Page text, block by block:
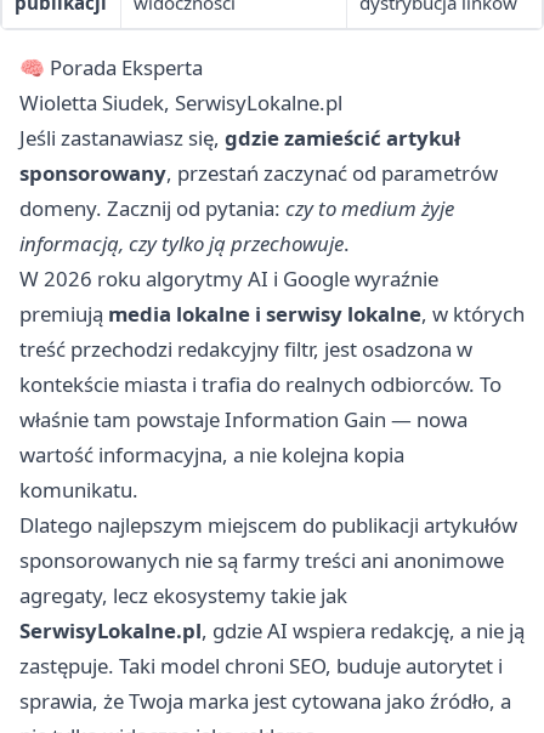
🧠 Porada Eksperta
Wioletta Siudek, SerwisyLokalne.pl
Jeśli zastanawiasz się, gdzie zamieścić artykuł
sponsorowany, przestań zaczynać od parametrów
domeny. Zacznij od pytania: czy to medium żyje
informacją, czy tylko ją przechowuje.
W 2026 roku algorytmy AI i Google wyraźnie
premiują media lokalne i serwisy lokalne, w których
treść przechodzi redakcyjny filtr, jest osadzona w
kontekście miasta i trafia do realnych odbiorców. To
właśnie tam powstaje Information Gain — nowa
wartość informacyjna, a nie kolejna kopia
komunikatu.
Dlatego najlepszym miejscem do publikacji artykułów
sponsorowanych nie są farmy treści ani anonimowe
agregaty, lecz ekosystemy takie jak
SerwisyLokalne.pl, gdzie AI wspiera redakcję, a nie ją
zastępuje. Taki model chroni SEO, buduje autorytet i
sprawia, że Twoja marka jest cytowana jako źródło, a